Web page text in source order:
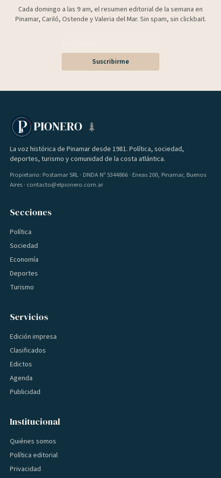
Cada domingo a las 9 am, el resumen editorial de la semana en
Pinamar, Cariló, Ostende y Valeria del Mar. Sin spam, sin clickbait.
Suscribirme
PIONERO
La voz histórica de Pinamar desde 1981. Política, sociedad,
deportes, turismo y comunidad de la costa atlántica.
Propietario: Postamar SRL · DNDA Nº 5344866 · Eneas 200, Pinamar, Buenos
Aires · contacto@elpionero.com.ar
Secciones
Política
Sociedad
Economía
Deportes
Turismo
Servicios
Edición impresa
Clasificados
Edictos
Agenda
Publicidad
Institucional
Quiénes somos
Política editorial
Privacidad